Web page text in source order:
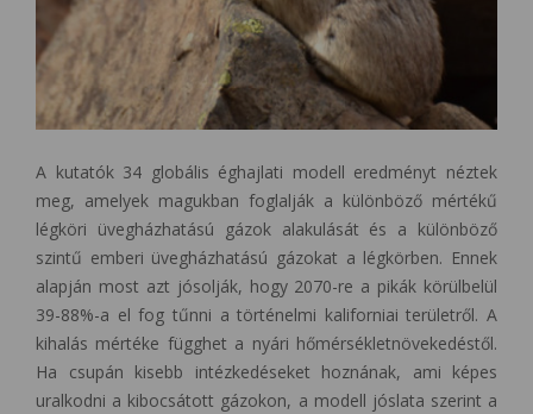
A kutatók 34 globális éghajlati modell eredményt néztek
meg, amelyek magukban foglalják a különböző mértékű
légköri üvegházhatású gázok alakulását és a különböző
szintű emberi üvegházhatású gázokat a légkörben. Ennek
alapján most azt jósolják, hogy 2070-re a pikák körülbelül
39-88%-a el fog tűnni a történelmi kaliforniai területről. A
kihalás mértéke függhet a nyári hőmérsékletnövekedéstől.
Ha csupán kisebb intézkedéseket hoznának, ami képes
uralkodni a kibocsátott gázokon, a modell jóslata szerint a